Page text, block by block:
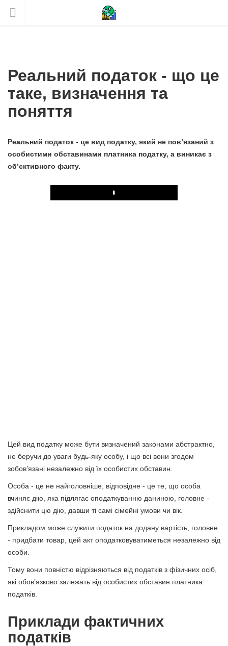
Реальний податок - що це
таке, визначення та
поняття
Реальний податок - це вид податку, який не пов’язаний з
особистими обставинами платника податку, а виникає з
об’єктивного факту.
Play
Цей вид податку може бути визначений законами абстрактно,
не беручи до уваги будь-яку особу, і що всі вони згодом
зобов’язані незалежно від їх особистих обставин.
Особа - це не найголовніше, відповідне - це те, що особа
вчиняє дію, яка підлягає оподаткуванню даниною, головне -
здійснити цю дію, давши ті самі сімейні умови чи вік.
Прикладом може служити податок на додану вартість, головне
- придбати товар, цей акт оподатковуватиметься незалежно від
особи.
Тому вони повністю відрізняються від податків з фізичних осіб,
які обов’язково залежать від особистих обставин платника
податків.
Приклади фактичних
податків